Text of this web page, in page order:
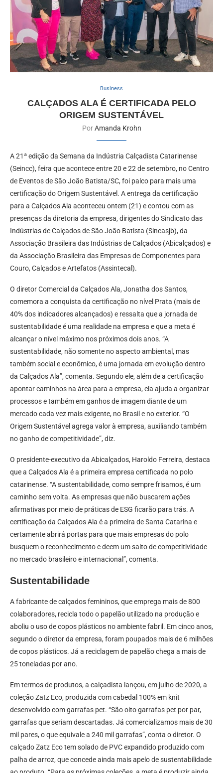
Business
CALÇADOS ALA É CERTIFICADA PELO
ORIGEM SUSTENTÁVEL
PorAmanda Krohn
A 21ª edição da Semana da Indústria Calçadista Catarinense
(Seincc), feira que acontece entre 20 e 22 de setembro, no Centro
de Eventos de São João Batista/SC, foi palco para mais uma
certificação do Origem Sustentável. A entrega da certificação
para a Calçados Ala aconteceu ontem (21) e contou com as
presenças da diretoria da empresa, dirigentes do Sindicato das
Indústrias de Calçados de São João Batista (Sincasjb), da
Associação Brasileira das Indústrias de Calçados (Abicalçados) e
da Associação Brasileira das Empresas de Componentes para
Couro, Calçados e Artefatos (Assintecal).
O diretor Comercial da Calçados Ala, Jonatha dos Santos,
comemora a conquista da certificação no nível Prata (mais de
40% dos indicadores alcançados) e ressalta que a jornada de
sustentabilidade é uma realidade na empresa e que a meta é
alcançar o nível máximo nos próximos dois anos. “A
sustentabilidade, não somente no aspecto ambiental, mas
também social e econômico, é uma jornada em evolução dentro
da Calçados Ala”, comenta. Segundo ele, além de a certificação
apontar caminhos na área para a empresa, ela ajuda a organizar
processos e também em ganhos de imagem diante de um
mercado cada vez mais exigente, no Brasil e no exterior. “O
Origem Sustentável agrega valor à empresa, auxiliando também
no ganho de competitividade”, diz.
O presidente-executivo da Abicalçados, Haroldo Ferreira, destaca
que a Calçados Ala é a primeira empresa certificada no polo
catarinense. “A sustentabilidade, como sempre frisamos, é um
caminho sem volta. As empresas que não buscarem ações
afirmativas por meio de práticas de ESG ficarão para trás. A
certificação da Calçados Ala é a primeira de Santa Catarina e
certamente abrirá portas para que mais empresas do polo
busquem o reconhecimento e deem um salto de competitividade
no mercado brasileiro e internacional”, comenta.
Sustentabilidade
A fabricante de calçados femininos, que emprega mais de 800
colaboradores, recicla todo o papelão utilizado na produção e
aboliu o uso de copos plásticos no ambiente fabril. Em cinco anos,
segundo o diretor da empresa, foram poupados mais de 6 milhões
de copos plásticos. Já a reciclagem de papelão chega a mais de
25 toneladas por ano.
Em termos de produtos, a calçadista lançou, em julho de 2020, a
coleção Zatz Eco, produzida com cabedal 100% em knit
desenvolvido com garrafas pet. “São oito garrafas pet por par,
garrafas que seriam descartadas. Já comercializamos mais de 30
mil pares, o que equivale a 240 mil garrafas”, conta o diretor. O
calçado Zatz Eco tem solado de PVC expandido produzido com
palha de arroz, que concede ainda mais apelo de sustentabilidade